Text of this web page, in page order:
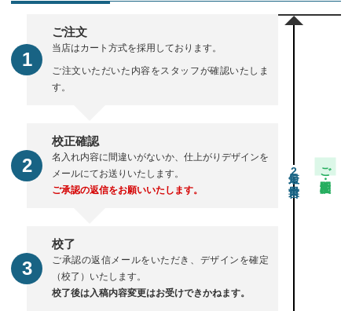
ご注文
当店はカート方式を採用しております。
ご注文いただいた内容をスタッフが確認いたしま
す。
校正確認
名入れ内容に間違いがないか、仕上がりデザインを
メールにてお送りいたします。
ご承認の返信をお願いいたします。
校了
ご承認の返信メールをいただき、デザインを確定
（校了）いたします。
校了後は入稿内容変更はお受けできかねます。
2 ご注文・校正期間